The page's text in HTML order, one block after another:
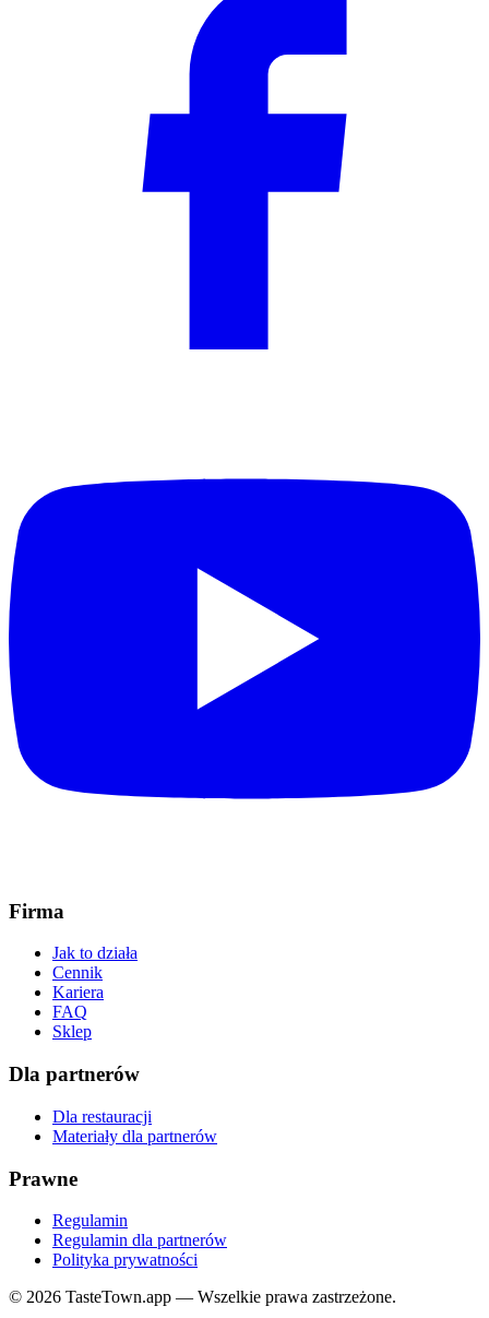
Firma
Jak to działa
Cennik
Kariera
FAQ
Sklep
Dla partnerów
Dla restauracji
Materiały dla partnerów
Prawne
Regulamin
Regulamin dla partnerów
Polityka prywatności
© 2026 TasteTown.app — Wszelkie prawa zastrzeżone.